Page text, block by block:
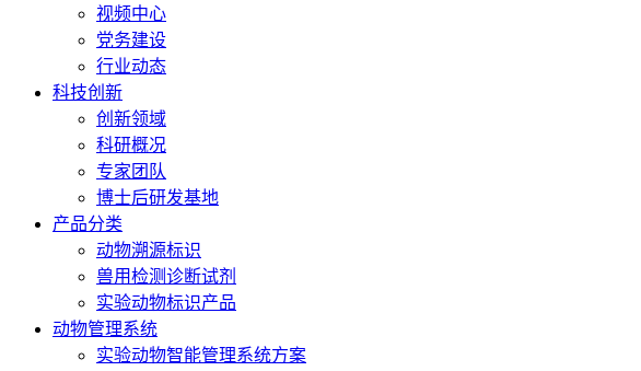
视频中心
党务建设
行业动态
科技创新
创新领域
科研概况
专家团队
博士后研发基地
产品分类
动物溯源标识
兽用检测诊断试剂
实验动物标识产品
动物管理系统
实验动物智能管理系统方案